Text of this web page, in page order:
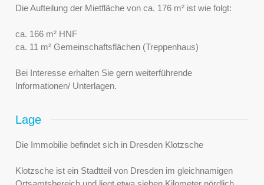
Die Aufteilung der Mietfläche von ca. 176 m² ist wie folgt:
ca. 166 m² HNF
ca. 11 m² Gemeinschaftsflächen (Treppenhaus)
Bei Interesse erhalten Sie gern weiterführende
Informationen/ Unterlagen.
Lage
Die Immobilie befindet sich in Dresden Klotzsche
Klotzsche ist ein Stadtteil von Dresden im gleichnamigen